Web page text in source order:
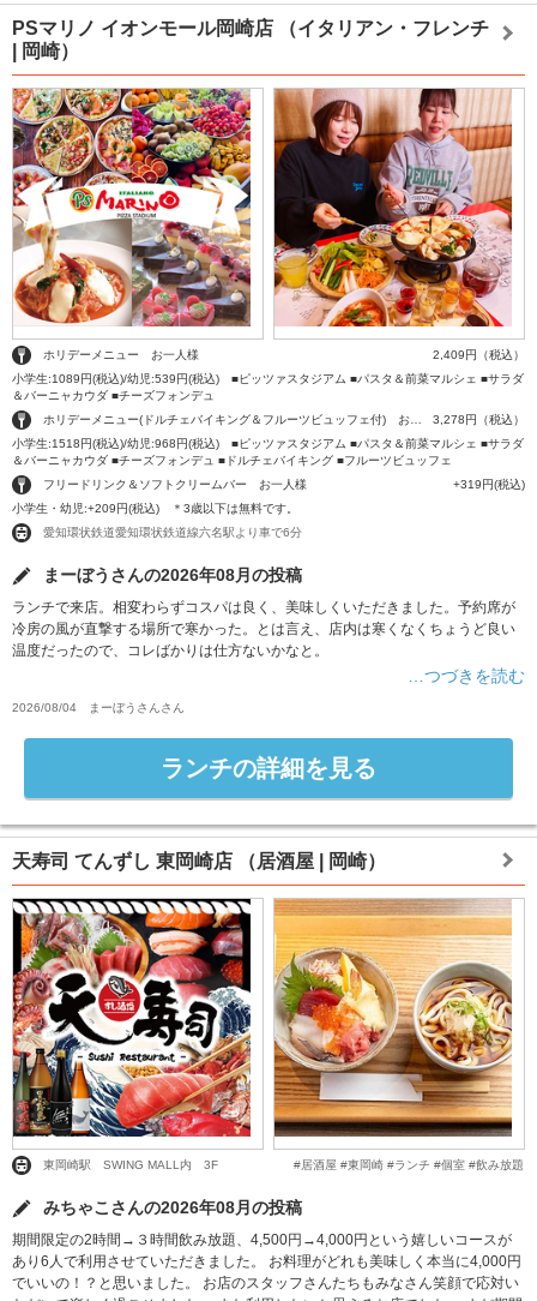
PSマリノ イオンモール岡崎店
（イタリアン・フレンチ
| 岡崎）
ホリデーメニュー お一人様
2,409円（税込）
小学生:1089円(税込)/幼児:539円(税込) ■ピッツァスタジアム ■パスタ＆前菜マルシェ ■サラダ
＆バーニャカウダ ■チーズフォンデュ
3,278円（税込）
小学生:1518円(税込)/幼児:968円(税込) ■ピッツァスタジアム ■パスタ＆前菜マルシェ ■サラダ
＆バーニャカウダ ■チーズフォンデュ ■ドルチェバイキング ■フルーツビュッフェ
フリードリンク＆ソフトクリームバー お一人様
+319円(税込)
小学生・幼児:+209円(税込) ＊3歳以下は無料です。
愛知環状鉄道愛知環状鉄道線六名駅より車で6分
まーぼうさんの2026年08月の投稿
ランチで来店。相変わらずコスパは良く、美味しくいただきました。予約席が
冷房の風が直撃する場所で寒かった。とは言え、店内は寒くなくちょうど良い
温度だったので、コレばかりは仕方ないかなと。
…つづきを読む
2026/08/04 まーぼうさん さん
ランチの詳細を見る
天寿司 てんずし 東岡崎店 （居酒屋 | 岡崎）
東岡崎駅 SWING MALL内 3F #居酒屋 #東岡崎 #ランチ #個室 #飲み放題
みちゃこさんの2026年08月の投稿
期間限定の2時間→３時間飲み放題、4,500円→4,000円という嬉しいコースが
あり6人で利用させていただきました。 お料理がどれも美味しく本当に4,000円
でいいの！？と思いました。 お店のスタッフさんたちもみなさん笑顔で応対い